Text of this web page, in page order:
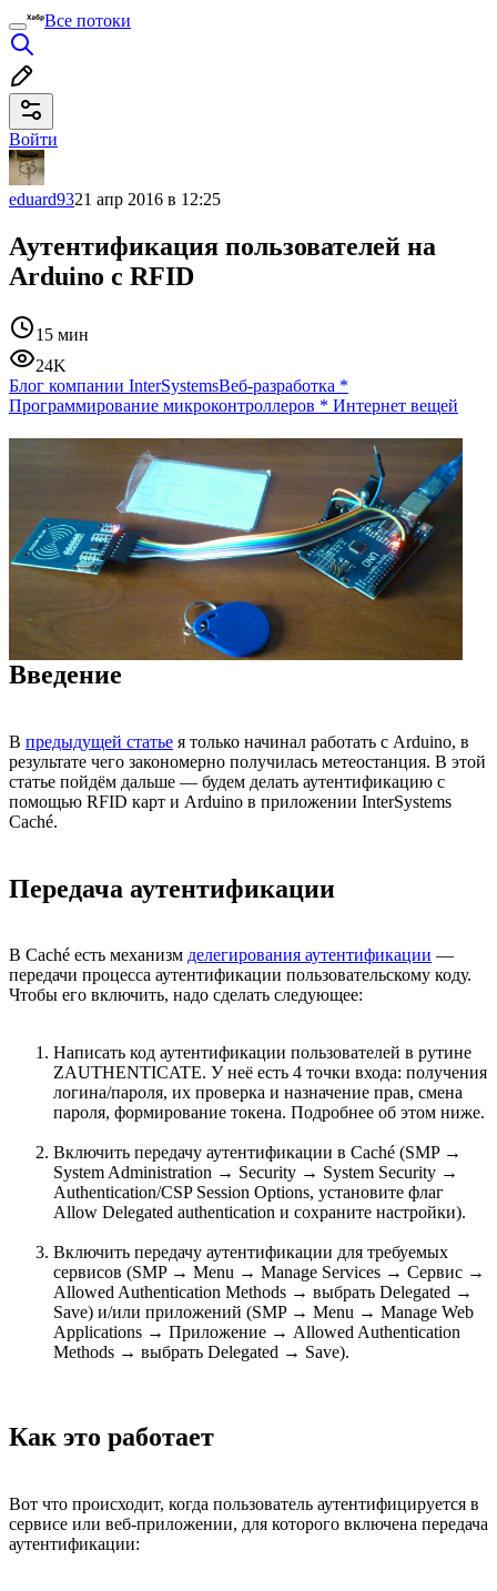
Все потоки
Войти
eduard9321 апр 2016 в 12:25
Аутентификация пользователей на
Arduino с RFID
15 мин
24K
Блог компании InterSystemsВеб-разработка *
Программирование микроконтроллеров * Интернет вещей
Введение
В предыдущей статье я только начинал работать с Arduino, в
результате чего закономерно получилась метеостанция. В этой
статье пойдём дальше — будем делать аутентификацию с
помощью RFID карт и Arduino в приложении InterSystems
Caché.
Передача аутентификации
В Caché есть механизм делегирования аутентификации —
передачи процесса аутентификации пользовательскому коду.
Чтобы его включить, надо сделать следующее:
Написать код аутентификации пользователей в рутине
ZAUTHENTICATE. У неё есть 4 точки входа: получения
логина/пароля, их проверка и назначение прав, смена
пароля, формирование токена. Подробнее об этом ниже.
Включить передачу аутентификации в Caché (SMP →
System Administration → Security → System Security →
Authentication/CSP Session Options, установите флаг
Allow Delegated authentication и сохраните настройки).
Включить передачу аутентификации для требуемых
сервисов (SMP → Menu → Manage Services → Сервис →
Allowed Authentication Methods → выбрать Delegated →
Save) и/или приложений (SMP → Menu → Manage Web
Applications → Приложение → Allowed Authentication
Methods → выбрать Delegated → Save).
Как это работает
Вот что происходит, когда пользователь аутентифицируется в
сервисе или веб-приложении, для которого включена передача
аутентификации: